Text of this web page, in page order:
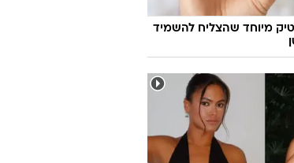
מיוחד שהצליח להשמיד